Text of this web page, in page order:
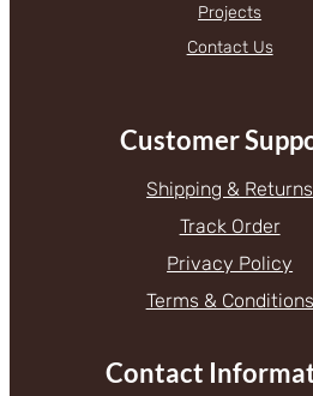
Projects
Contact Us
Customer
Shipping & Returns
Track Order
Privacy Policy
Terms & Conditions
Contact